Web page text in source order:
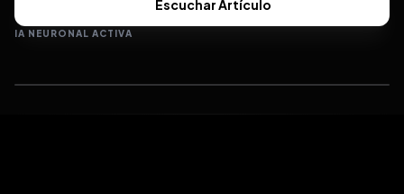
Escuchar Artículo
IA NEURONAL ACTIVA